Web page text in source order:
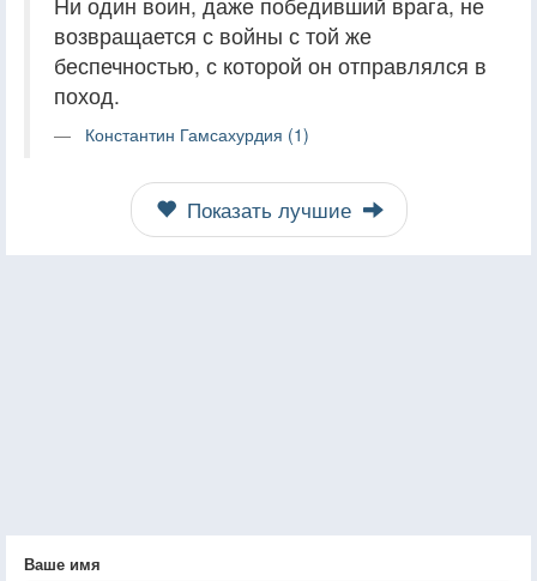
возвращается с войны с той же
беспечностью, с которой он отправлялся в
поход.
Константин Гамсахурдия (1)
Показать лучшие
Ваше имя